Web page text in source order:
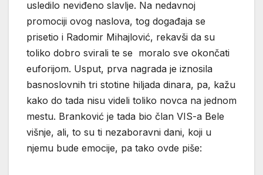
usledilo neviđeno slavlje. Na nedavnoj
promociji ovog naslova, tog događaja se
prisetio i Radomir Mihajlović, rekavši da su
toliko dobro svirali te se moralo sve okončati
euforijom. Usput, prva nagrada je iznosila
basnoslovnih tri stotine hiljada dinara, pa, kažu
kako do tada nisu videli toliko novca na jednom
mestu. Branković je tada bio član VIS-a Bele
višnje, ali, to su ti nezaboravni dani, koji u
njemu bude emocije, pa tako ovde piše: